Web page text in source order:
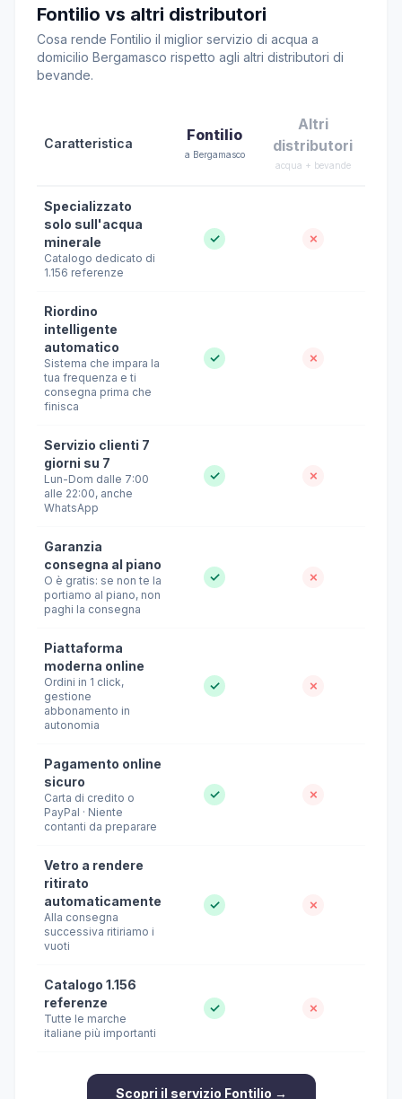
Fontilio vs altri distributori
Cosa rende Fontilio il miglior servizio di acqua a
domicilio Bergamasco rispetto agli altri distributori di
bevande.
Caratteristica Fontilio
a Bergamasco
Altri
distributori
acqua + bevande
Specializzato
solo sull'acqua
minerale
Catalogo dedicato di
1.156 referenze
✓ ✗
Riordino
intelligente
automatico
Sistema che impara la
tua frequenza e ti
consegna prima che
finisca
✓ ✗
Servizio clienti 7
giorni su 7
Lun-Dom dalle 7:00
alle 22:00, anche
WhatsApp
✓ ✗
Garanzia
consegna al piano
O è gratis: se non te la
portiamo al piano, non
paghi la consegna
✓ ✗
Piattaforma
moderna online
Ordini in 1 click,
gestione
abbonamento in
autonomia
✓ ✗
Pagamento online
sicuro
Carta di credito o
PayPal · Niente
contanti da preparare
✓ ✗
Vetro a rendere
ritirato
automaticamente
Alla consegna
successiva ritiriamo i
vuoti
✓ ✗
Catalogo 1.156
referenze
Tutte le marche
italiane più importanti
✓ ✗
Scopri il servizio Fontilio →